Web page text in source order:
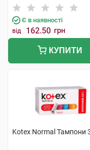
Мануфекчурінг
Є в наявності
від 162.50 грн
КУПИТИ
Kotex Normal Тампони